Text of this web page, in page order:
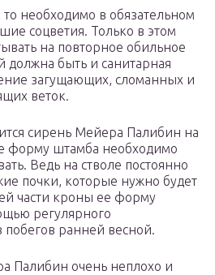
то необходимо в обязательном
соцветия. Только в этом
на повторное обильное
должна быть и санитарная
загущающих, сломанных и
веток.
сирень Мейера Палибин на
форму штамба необходимо
Ведь на стволе постоянно
почки, которые нужно будет
части кроны ее форму
регулярного
ранней весной.
Палибин очень неплохо и